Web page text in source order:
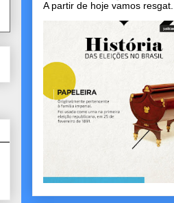
A partir de hoje vamos resgat...